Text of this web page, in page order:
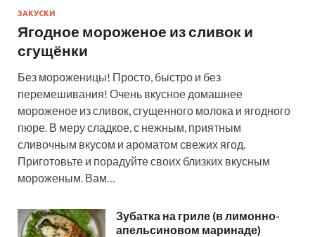
ЗАКУСКИ
Ягодное мороженое из сливок и
сгущёнки
Без мороженицы! Просто, быстро и без
перемешивания! Очень вкусное домашнее
мороженое из сливок, сгущенного молока и ягодного
пюре. В меру сладкое, с нежным, приятным
сливочным вкусом и ароматом свежих ягод.
Приготовьте и порадуйте своих близких вкусным
мороженым. Вам…
Зубатка на гриле (в лимонно-
апельсиновом маринаде)